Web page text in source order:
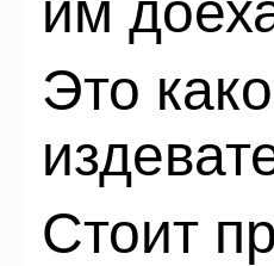
Это
Стоит